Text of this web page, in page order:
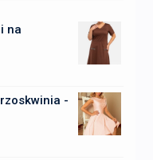
na
-